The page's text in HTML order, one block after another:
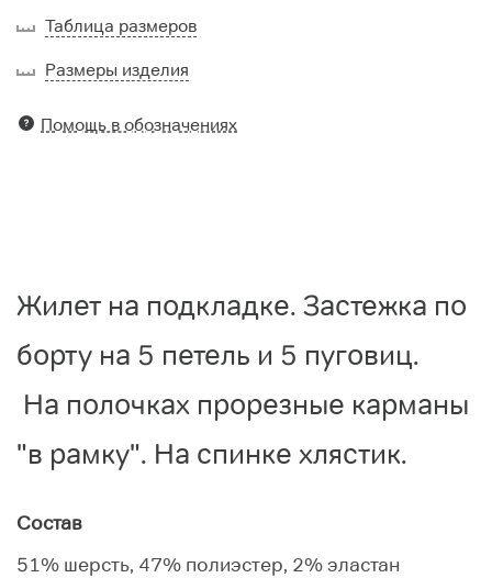
Таблица размеров
Размеры изделия
Помощь в обозначениях
Жилет на подкладке. Застежка по
борту на 5 петель и 5 пуговиц.
На полочках прорезные карманы
"в рамку". На спинке хлястик.
Состав
51% шерсть, 47% полиэстер, 2% эластан